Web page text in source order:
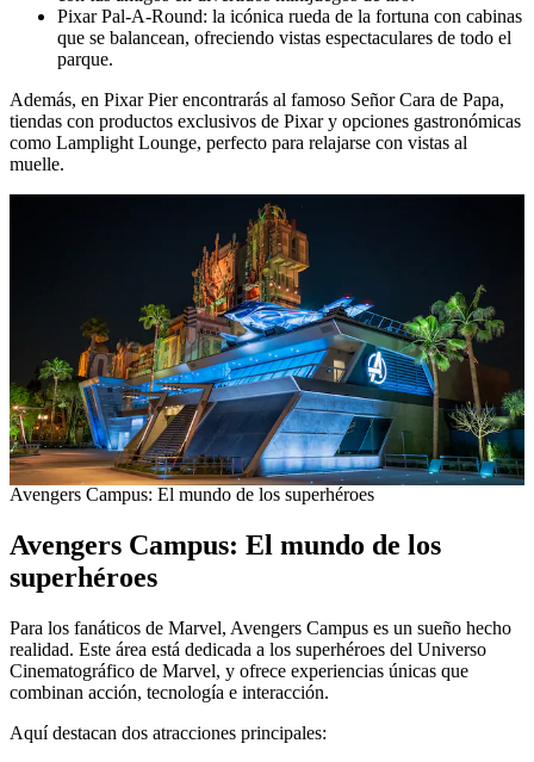
Pixar Pal-A-Round: la icónica rueda de la fortuna con cabinas
que se balancean, ofreciendo vistas espectaculares de todo el
parque.
Además, en Pixar Pier encontrarás al famoso Señor Cara de Papa,
tiendas con productos exclusivos de Pixar y opciones gastronómicas
como Lamplight Lounge, perfecto para relajarse con vistas al
muelle.
Avengers Campus: El mundo de los superhéroes
Avengers Campus: El mundo de los
superhéroes
Para los fanáticos de Marvel, Avengers Campus es un sueño hecho
realidad. Este área está dedicada a los superhéroes del Universo
Cinematográfico de Marvel, y ofrece experiencias únicas que
combinan acción, tecnología e interacción.
Aquí destacan dos atracciones principales: